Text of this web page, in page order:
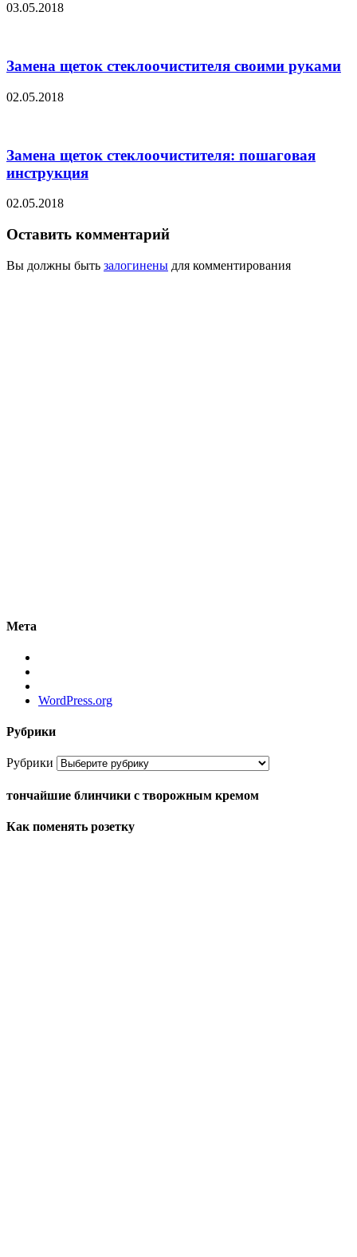
03.05.2018
Замена щеток стеклоочистителя своими руками
02.05.2018
Замена щеток стеклоочистителя: пошаговая
инструкция
02.05.2018
Оставить комментарий
Вы должны быть залогинены для комментирования
Мета
WordPress.org
Рубрики
Рубрики
тончайшие блинчики с творожным кремом
Как поменять розетку